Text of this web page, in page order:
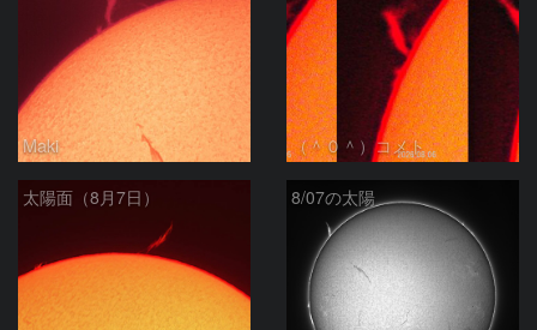
Maki （＾０＾）コメト
太陽面（8月7日） 8/07の太陽